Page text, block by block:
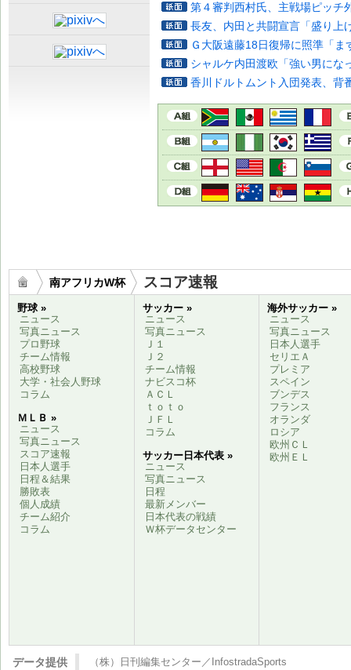
第４審判西村氏、主戦場ピッチ
長友、内田と共闘宣言「盛り上
Ｇ大阪遠藤18日復帰に照準「ま
シャルケ内田渡欧「強い男にな
香川ドルトムント入団発表、背
南アフリカW杯 スコア速報
野球 »
ニュース
写真ニュース
プロ野球
チーム情報
高校野球
大学・社会人野球
コラム
ＭＬＢ »
ニュース
写真ニュース
スコア速報
日本人選手
日程＆結果
勝敗表
個人成績
チーム紹介
コラム
サッカー »
ニュース
写真ニュース
Ｊ１
Ｊ２
チーム情報
ナビスコ杯
ＡＣＬ
ｔｏｔｏ
ＪＦＬ
コラム
サッカー日本代表 »
ニュース
写真ニュース
日程
最新メンバー
日本代表の戦績
Ｗ杯データセンター
海外サッカー »
ニュース
写真ニュース
日本人選手
セリエＡ
プレミア
スペイン
ブンデス
フランス
オランダ
ロシア
欧州ＣＬ
欧州ＥＬ
データ提供 （株）日刊編集センター／InfostradaSports